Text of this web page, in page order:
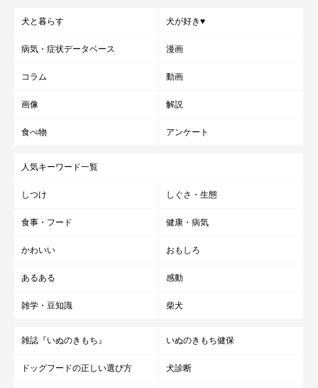
犬と暮らす 犬が好き♥
病気・症状データベース 漫画
コラム 動画
画像 解説
食べ物 アンケート
人気キーワード一覧
しつけ しぐさ・生態
食事・フード 健康・病気
かわいい おもしろ
あるある 感動
雑学・豆知識 柴犬
雑誌『いぬのきもち』 いぬのきもち健保
ドッグフードの正しい選び方 犬診断